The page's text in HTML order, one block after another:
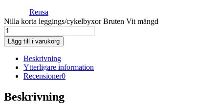
Rensa
Nilla korta leggings/cykelbyxor Bruten Vit mängd
Lägg till i varukorg
Beskrivning
Ytterligare information
Recensioner0
Beskrivning